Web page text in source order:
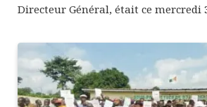
Directeur Général, était ce mercredi